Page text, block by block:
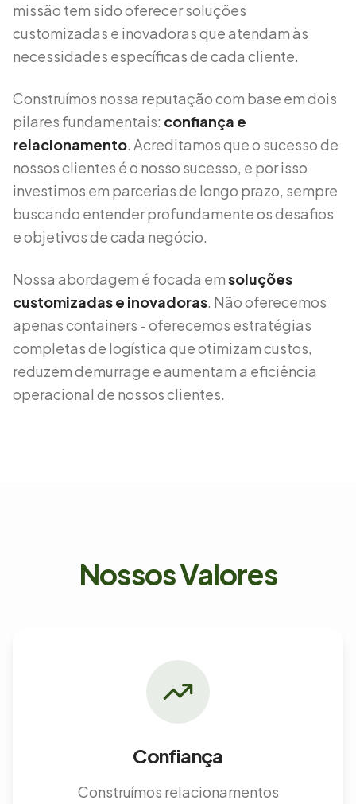
missão tem sido oferecer soluções
customizadas e inovadoras que atendam às
necessidades específicas de cada cliente.
Construímos nossa reputação com base em dois
pilares fundamentais: confiança e
relacionamento. Acreditamos que o sucesso de
nossos clientes é o nosso sucesso, e por isso
investimos em parcerias de longo prazo, sempre
buscando entender profundamente os desafios
e objetivos de cada negócio.
Nossa abordagem é focada emsoluções
customizadas e inovadoras. Não oferecemos
apenas containers - oferecemos estratégias
completas de logística que otimizam custos,
reduzem demurrage e aumentam a eficiência
operacional de nossos clientes.
Nossos Valores
Confiança
Construímos relacionamentos